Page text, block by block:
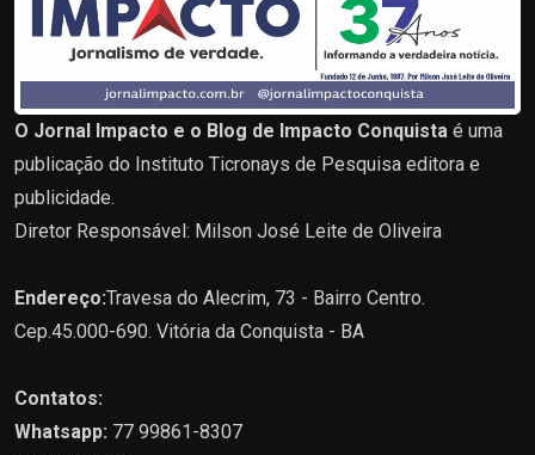
O Jornal Impacto e o Blog de Impacto Conquista é uma
publicação do Instituto Ticronays de Pesquisa editora e
publicidade.
Diretor Responsável: Milson José Leite de Oliveira
Endereço:Travesa do Alecrim, 73 - Bairro Centro.
Cep.45.000-690. Vitória da Conquista - BA
Contatos:
Whatsapp: 77 99861-8307